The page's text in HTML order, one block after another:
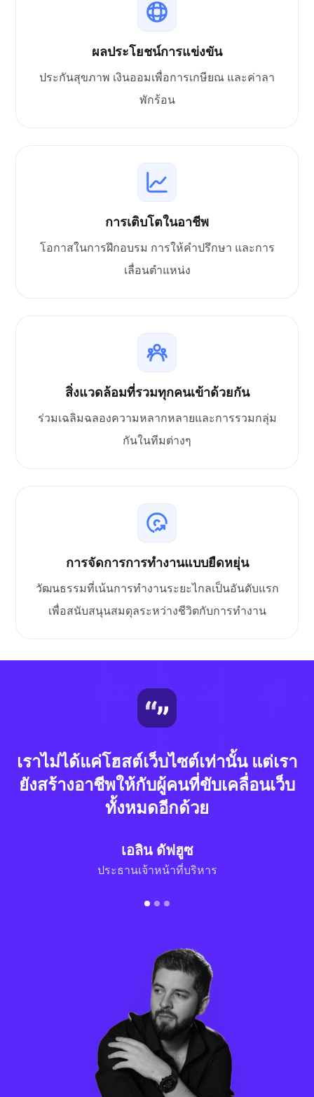
ผลประโยชน์การแข่งขัน
ประกันสุขภาพ เงินออมเพื่อการเกษียณ และค่าลา
พักร้อน
การเติบโตในอาชีพ
โอกาสในการฝึกอบรม การให้คำปรึกษา และการ
เลื่อนตำแหน่ง
สิ่งแวดล้อมที่รวมทุกคนเข้าด้วยกัน
ร่วมเฉลิมฉลองความหลากหลายและการรวมกลุ่ม
กันในทีมต่างๆ
การจัดการการทำงานแบบยืดหยุ่น
วัฒนธรรมที่เน้นการทำงานระยะไกลเป็นอันดับแรก
เพื่อสนับสนุนสมดุลระหว่างชีวิตกับการทำงาน
เราไม่ได้แค่โฮสต์เว็บไซต์เท่านั้น แต่เรา
ยังสร้างอาชีพให้กับผู้คนที่ขับเคลื่อนเว็บ
ทั้งหมดอีกด้วย
เอลิน ดัฟฮูซ
ประธานเจ้าหน้าที่บริหาร